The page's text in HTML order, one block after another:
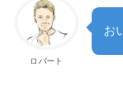
ロバート
お